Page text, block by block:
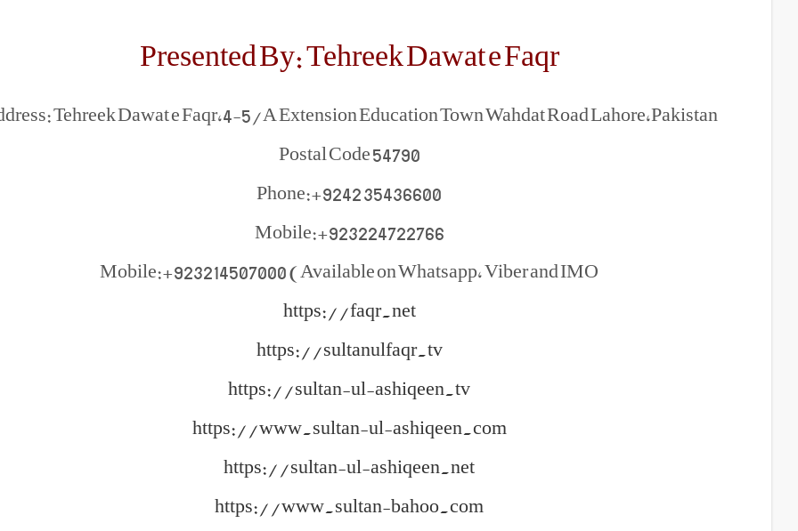
Presented By: Tehreek Dawat e Faqr
Tehreek Dawat e Faqr,4-5/A Extension Education Town Wahdat Road Lahore,Pakistan
Postal Code 54790
Phone:+9242 35436600
Mobile:+923224722766
Mobile:+923214507000 (Available on Whatsapp, Viber and IMO
https://faqr.net
https://sultanulfaqr.tv
https://sultan-ul-ashiqeen.tv
https://www.sultan-ul-ashiqeen.com
https://sultan-ul-ashiqeen.net
https://www.sultan-bahoo.com